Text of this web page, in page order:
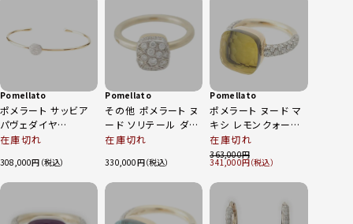
Pomellato
ポメラート サッビア
パヴェダイヤ
750WG/RG ブレス
8.1g
在庫切れ
308,000
Pomellato
その他 ポメラート ヌ
ード ソリテール ダイ
ヤモンド 750YG
ゴールド 7.3g
在庫切れ
330,000
Pomellato
ポメラート ヌード マ
キシ レモンクォーツ
パヴェダイヤ リング
指輪 ジュエリー 750
K18YG ゴールド 7号
8.5g
在庫切れ
363,000
341,000